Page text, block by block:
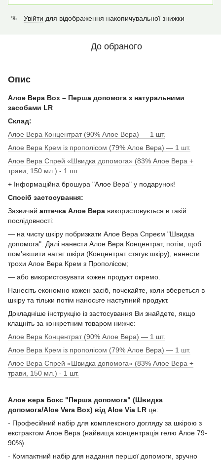
% Увійти для відображення накопичувальної знижки
До обраного
Опис
Алое Вера Box – Перша допомога з натуральними
засобами LR
Склад:
Алое Вера Концентрат (90% Алое Вера) — 1 шт.
Алое Вера Крем із прополісом (79% Алое Вера) — 1 шт.
Алое Вера Спрей «Швидка допомога» (83% Алое Вера +
трави, 150 мл.) - 1 шт.
+ Інформаційна брошура "Алое Вера" у подарунок!
Спосіб застосування:
Зазвичай аптечка Алое Вера використовується в такій
послідовності:
— на чисту шкіру побризкати Алое Вера Спреєм "Швидка
допомога". Далі нанести Алое Вера Концентрат, потім, щоб
пом'якшити натяг шкіри (Концентрат стягує шкіру), нанести
трохи Алое Вера Крем з Прополісом;
— або використовувати кожен продукт окремо.
Нанесіть економно кожен засіб, почекайте, коли вбереться в
шкіру та тільки потім наносьте наступний продукт.
Докладніше інструкцію із застосування Ви знайдете, якщо
клацніть за конкретним товаром нижче:
Алое Вера Концентрат (90% Алое Вера) — 1 шт.
Алое Вера Крем із прополісом (79% Алое Вера) — 1 шт.
Алое Вера Спрей «Швидка допомога» (83% Алое Вера +
трави, 150 мл.) - 1 шт.
Алое вера Бокс "Перша допомога" (Швидка
допомога/Aloe Vera Box) від Aloe Via LR це:
- Професійний набір для комплексного догляду за шкірою з
екстрактом Алое Вера (найвища концентрація гелю Алое 79-
90%).
- Компактний набір для надання першої допомоги, зручно